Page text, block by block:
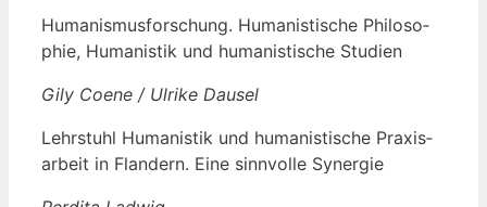
Huma­nis­mus­for­schung. Huma­nis­ti­sche Phi­lo­so­
phie, Huma­nis­tik und huma­nis­ti­sche Studien
Gily Coe­ne / Ulri­ke Dausel
Lehr­stuhl Huma­nis­tik und huma­nis­ti­sche Pra­xis­
ar­beit in Flan­dern. Eine sinn­vol­le Synergie